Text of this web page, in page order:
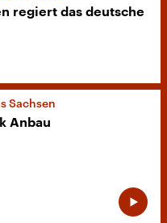
regiert das deutsche
Sachsen
Anbau